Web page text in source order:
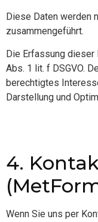
Diese Daten werden
zusammengeführt.
Die Erfassung dieser
Abs. 1 lit. f DSGVO.
berechtigtes
Darstellung und
4.
Wenn Sie uns per